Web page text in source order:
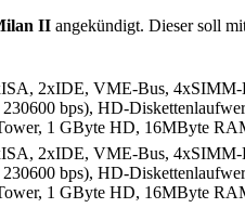
II angekündigt. Dieser soll
2xIDE, VME-Bus, 4xSIMM-
bps), HD-
1 GByte HD, 16MByte
2xIDE, VME-Bus, 4xSIMM-
bps), HD-
1 GByte HD, 16MByte